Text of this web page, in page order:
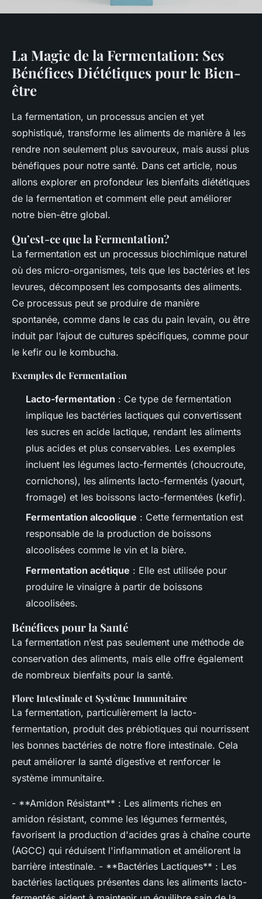
La Magie de la Fermentation: Ses
Bénéfices Diététiques pour le Bien-
être
La fermentation, un processus ancien et yet
sophistiqué, transforme les aliments de manière à les
rendre non seulement plus savoureux, mais aussi plus
bénéfiques pour notre santé. Dans cet article, nous
allons explorer en profondeur les bienfaits diététiques
de la fermentation et comment elle peut améliorer
notre bien-être global.
Qu’est-ce que la Fermentation?
La fermentation est un processus biochimique naturel
où des micro-organismes, tels que les bactéries et les
levures, décomposent les composants des aliments.
Ce processus peut se produire de manière
spontanée, comme dans le cas du pain levain, ou être
induit par l’ajout de cultures spécifiques, comme pour
le kefir ou le kombucha.
Exemples de Fermentation
Lacto-fermentation : Ce type de fermentation
implique les bactéries lactiques qui convertissent
les sucres en acide lactique, rendant les aliments
plus acides et plus conservables. Les exemples
incluent les légumes lacto-fermentés (choucroute,
cornichons), les aliments lacto-fermentés (yaourt,
fromage) et les boissons lacto-fermentées (kefir).
Fermentation alcoolique : Cette fermentation est
responsable de la production de boissons
alcoolisées comme le vin et la bière.
Fermentation acétique : Elle est utilisée pour
produire le vinaigre à partir de boissons
alcoolisées.
Bénéfices pour la Santé
La fermentation n’est pas seulement une méthode de
conservation des aliments, mais elle offre également
de nombreux bienfaits pour la santé.
Flore Intestinale et Système Immunitaire
La fermentation, particulièrement la lacto-
fermentation, produit des prébiotiques qui nourrissent
les bonnes bactéries de notre flore intestinale. Cela
peut améliorer la santé digestive et renforcer le
système immunitaire.
- **Amidon Résistant** : Les aliments riches en
amidon résistant, comme les légumes fermentés,
favorisent la production d'acides gras à chaîne courte
(AGCC) qui réduisent l'inflammation et améliorent la
barrière intestinale. - **Bactéries Lactiques** : Les
bactéries lactiques présentes dans les aliments lacto-